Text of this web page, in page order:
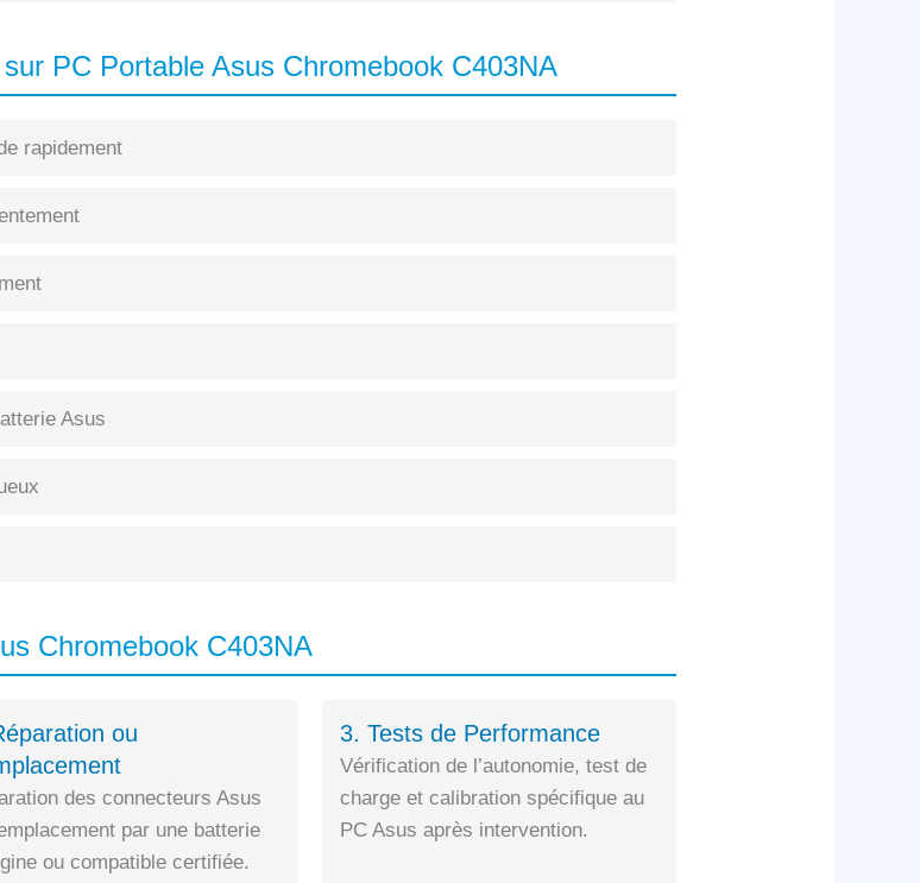
PC Portable Asus Chromebook C403NA
rapidement
Asus
Chromebook C403NA
ou
des connecteurs Asus
par une batterie
ou compatible certifiée.
3. Tests de Performance
Vérification de l’autonomie, test de
charge et calibration spécifique au
PC Asus après intervention.